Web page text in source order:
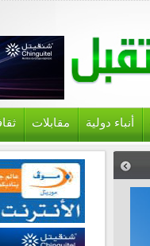
أنباء دولية مقابلات